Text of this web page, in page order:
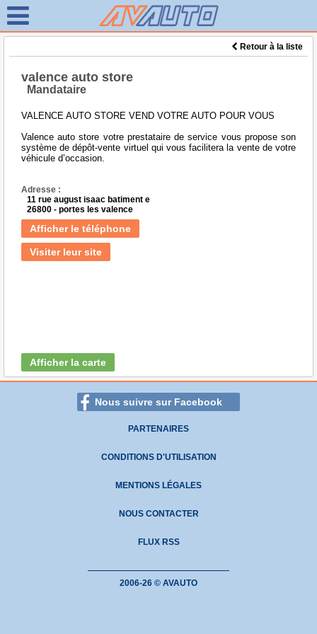
Retour à la liste
valence auto store
Mandataire
VALENCE AUTO STORE VEND VOTRE AUTO POUR VOUS
Valence auto store votre prestataire de service vous propose son
système de dépôt-vente virtuel qui vous facilitera la vente de votre
véhicule d’occasion.
Adresse :
11 rue august isaac batiment e
26800 - portes les valence
Afficher le téléphone
Visiter leur site
Afficher la carte
Nous suivre sur Facebook
PARTENAIRES
CONDITIONS D'UTILISATION
MENTIONS LÉGALES
NOUS CONTACTER
FLUX RSS
2006-26 © AVAUTO